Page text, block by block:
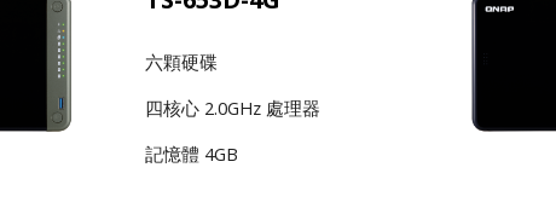
六顆硬碟
四核心 2.0GHz 處理器
記憶體 4GB